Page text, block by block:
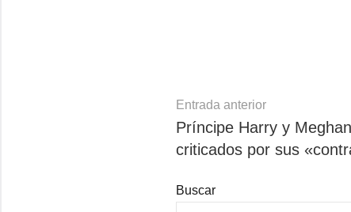
Navegación
de
entradas
Entrada anterior
Príncipe Harry y
criticados por sus
Buscar